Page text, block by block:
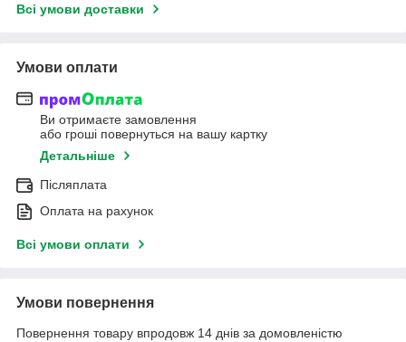
Всі умови доставки
Умови оплати
Ви отримаєте замовлення
або гроші повернуться на вашу картку
Детальніше
Післяплата
Оплата на рахунок
Всі умови оплати
Умови повернення
Повернення товару впродовж 14 днів за домовленістю